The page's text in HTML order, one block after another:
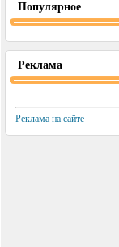
Популярное
Реклама
Реклама на сайте